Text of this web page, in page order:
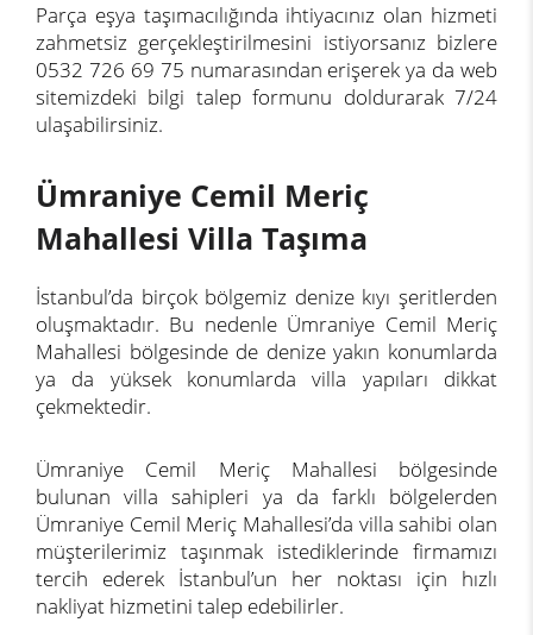
Parça eşya taşımacılığında ihtiyacınız olan hizmeti
zahmetsiz gerçekleştirilmesini istiyorsanız bizlere
0532 726 69 75 numarasından erişerek ya da web
sitemizdeki bilgi talep formunu doldurarak 7/24
ulaşabilirsiniz.
Ümraniye Cemil Meriç
Mahallesi Villa Taşıma
İstanbul’da birçok bölgemiz denize kıyı şeritlerden
oluşmaktadır. Bu nedenle Ümraniye Cemil Meriç
Mahallesi bölgesinde de denize yakın konumlarda
ya da yüksek konumlarda villa yapıları dikkat
çekmektedir.
Ümraniye Cemil Meriç Mahallesi bölgesinde
bulunan villa sahipleri ya da farklı bölgelerden
Ümraniye Cemil Meriç Mahallesi’da villa sahibi olan
müşterilerimiz taşınmak istediklerinde firmamızı
tercih ederek İstanbul’un her noktası için hızlı
nakliyat hizmetini talep edebilirler.